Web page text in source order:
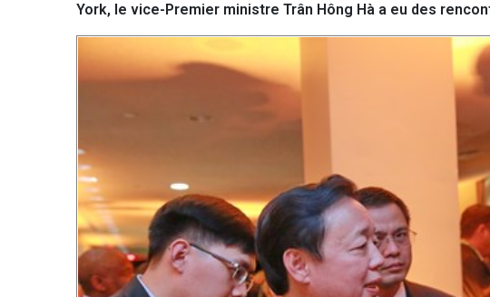
York, le vice-Premier ministre Trân Hông Hà a eu des